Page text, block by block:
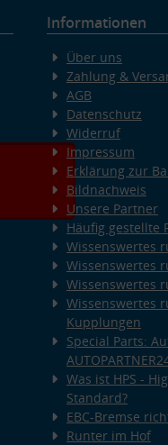
Informationen
Über uns
Zahlung &
AGB
Datenschutz
Widerruf
Impressum
Erklärung zur
Bildnachweis
Unsere Partner
Häufig gestellte
Wissenswertes
Wissenswertes
Wissenswertes
Wissenswertes
Kupplungen
Special Parts:
Was ist HPS -
Standard?
EBC-Bremse
Runter im Hof